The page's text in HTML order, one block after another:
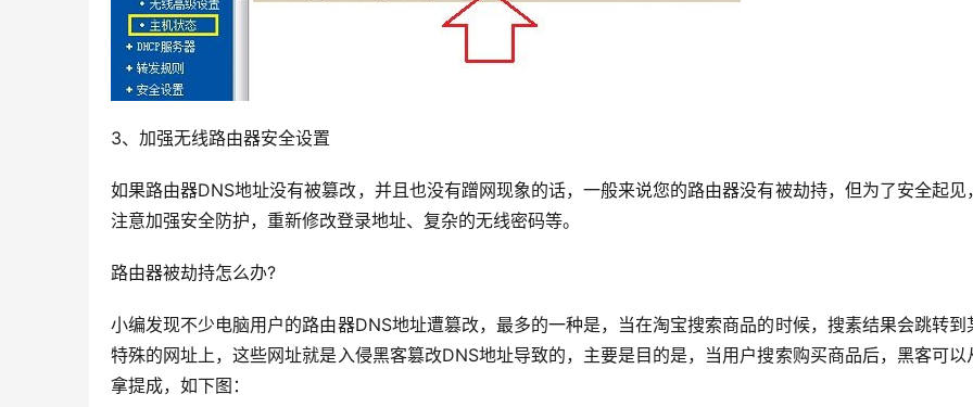
3、加强无线路由器安全设置
如果路由器DNS地址没有被篡改，并且也没有蹭网现象的话，一般来说您的路由器没有被劫持，但为了安全起见
注意加强安全防护，重新修改登录地址、复杂的无线密码等。
路由器被劫持怎么办?
小编发现不少电脑用户的路由器DNS地址遭篡改，最多的一种是，当在淘宝搜索商品的时候，搜素结果会跳转到
特殊的网址上，这些网址就是入侵黑客篡改DNS地址导致的，主要是目的是，当用户搜索购买商品后，黑客可以
拿提成，如下图：